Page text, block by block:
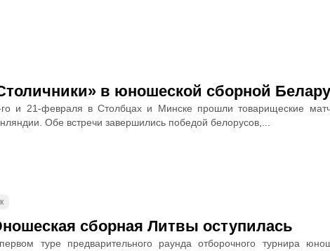
в юношеской сборной
го и 21-февраля в Столбцах и Минске прошли товарищеские
Обе встречи завершились победой белорусов,...
сборная Литвы оступилась
туре предварительного раунда отборочного турнира